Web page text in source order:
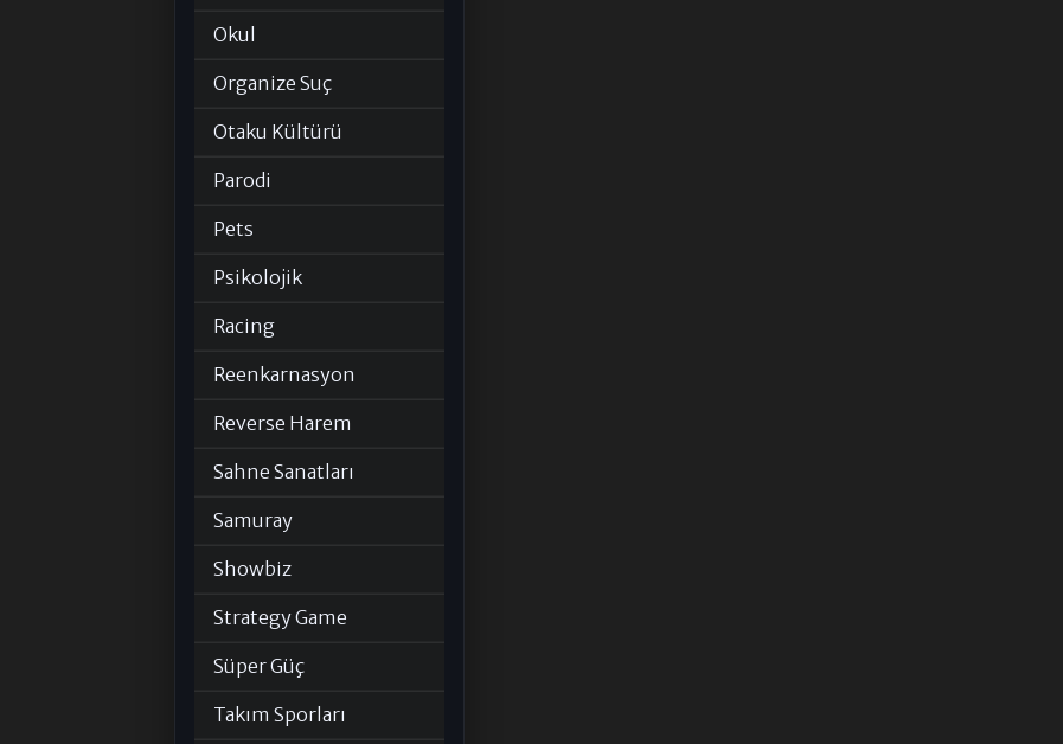
Okul
Organize Suç
Otaku Kültürü
Parodi
Pets
Psikolojik
Racing
Reenkarnasyon
Reverse Harem
Sahne Sanatları
Samuray
Showbiz
Strategy Game
Süper Güç
Takım Sporları